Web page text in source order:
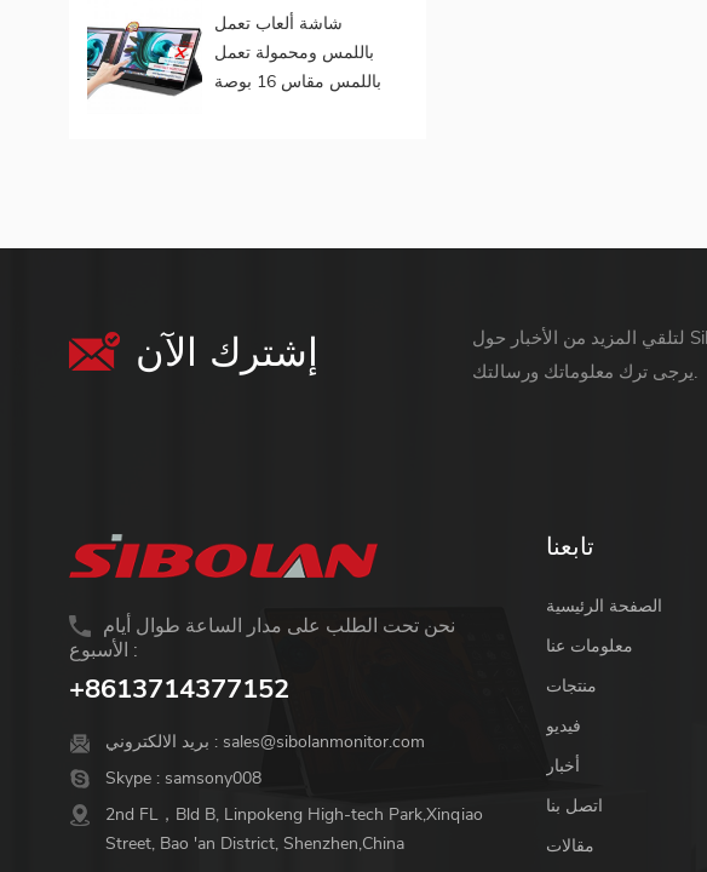
شاشة ألعاب تعمل
باللمس ومحمولة تعمل
باللمس مقاس 16 بوصة
إشترك الآن
لتلقي المزيد من الأخبار حول Sibolan أو معلومات أكثر قيمة ،
يرجى ترك معلوماتك ورسالتك.
نحن تحت الطلب على مدار الساعة طوال أيام
الأسبوع :
+8613714377152
بريد الالكتروني : sales@sibolanmonitor.com
Skype : samsony008
2nd FL，Bld B, Linpokeng High-tech Park,Xinqiao
Street, Bao 'an District, Shenzhen,China
تابعنا
الصفحة الرئيسية
معلومات عنا
منتجات
فيديو
أخبار
اتصل بنا
مقالات